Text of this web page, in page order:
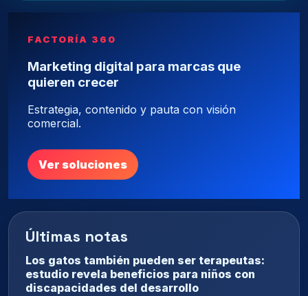
FACTORÍA 360
Marketing digital para marcas que
quieren crecer
Estrategia, contenido y pauta con visión
comercial.
Ver soluciones
Últimas notas
Los gatos también pueden ser terapeutas:
estudio revela beneficios para niños con
discapacidades del desarrollo